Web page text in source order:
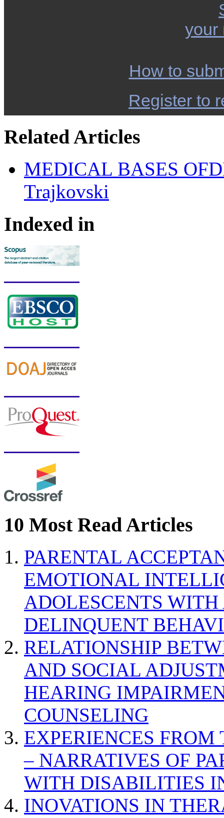
your
How to
Register to
Related Articles
MEDICAL BASES
Trajkovski
Indexed in
10 Most Read Articles
PARENTAL
EMOTIONAL
ADOLESCENTS
DELINQUENT
RELATIONSHIP
AND SOCIAL
HEARING
COUNSELING
EXPERIENCES
– NARRATIVES OF
WITH DISABILITIES
INOVATIONS IN